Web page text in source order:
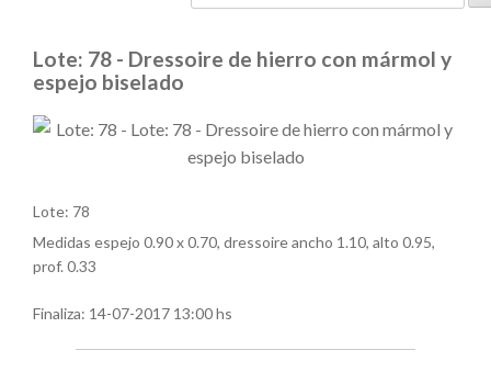
Lote: 78 - Dressoire de hierro con mármol y
espejo biselado
Lote: 78
Medidas espejo 0.90 x 0.70, dressoire ancho 1.10, alto 0.95,
prof. 0.33
Finaliza: 14-07-2017 13:00 hs